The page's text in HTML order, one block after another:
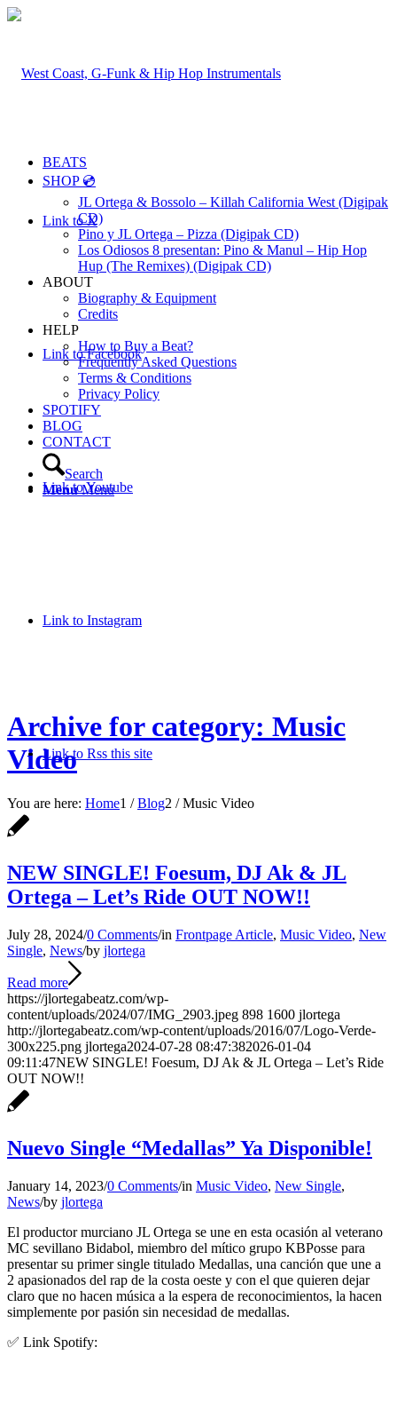
Link to X
Link to Facebook
Link to Youtube
Link to Instagram
Link to Rss this site
BEATS
SHOP 💿
JL Ortega & Bossolo – Killah California West (Digipak
CD)
Pino y JL Ortega – Pizza (Digipak CD)
Los Odiosos 8 presentan: Pino & Manul – Hip Hop
Hup (The Remixes) (Digipak CD)
ABOUT
Biography & Equipment
Credits
HELP
How to Buy a Beat?
Frequently Asked Questions
Terms & Conditions
Privacy Policy
SPOTIFY
BLOG
CONTACT
Search
Menu Menu
Archive for category: Music
Video
You are here: Home1 / Blog2 / Music Video
NEW SINGLE! Foesum, DJ Ak & JL
Ortega – Let’s Ride OUT NOW!!
July 28, 2024/0 Comments/in Frontpage Article, Music Video, New
Single, News/by jlortega
Read more
https://jlortegabeatz.com/wp-
content/uploads/2024/07/IMG_2903.jpeg 898 1600 jlortega
http://jlortegabeatz.com/wp-content/uploads/2016/07/Logo-Verde-
300x225.png jlortega2024-07-28 08:47:382026-01-04
09:11:47NEW SINGLE! Foesum, DJ Ak & JL Ortega – Let’s Ride
OUT NOW!!
Nuevo Single “Medallas” Ya Disponible!
January 14, 2023/0 Comments/in Music Video, New Single,
News/by jlortega
El productor murciano JL Ortega se une en esta ocasión al veterano
MC sevillano Bidabol, miembro del mítico grupo KBPosse para
presentar su primer single titulado Medallas, una canción que une a
2 apasionados del rap de la costa oeste y con el que quieren dejar
claro que no hacen música a la espera de reconocimientos, la hacen
simplemente por pasión sin necesidad de medallas.
✅ Link Spotify: